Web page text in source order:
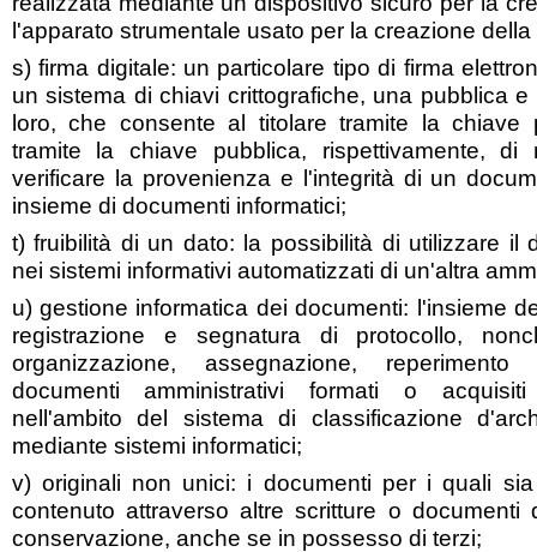
l'apparato strumentale usato per la creazione
s) firma digitale: un particolare tipo di firma
un sistema di chiavi crittografiche, una pubblica
loro, che consente al titolare tramite la chiave
tramite la chiave pubblica, rispettivamente,
verificare la provenienza e l'integrità di un
insieme di documenti informatici;
t) fruibilità di un dato: la possibilità di utilizzare il
nei sistemi informativi automatizzati di un'altra
u) gestione informatica dei documenti: l'insieme
registrazione e segnatura di protocollo,
organizzazione, assegnazione,
documenti amministrativi formati o acquisiti
nell'ambito del sistema di classificazione
mediante sistemi informatici;
v) originali non unici: i documenti per i quali
contenuto attraverso altre scritture o
conservazione, anche se in possesso di terzi;